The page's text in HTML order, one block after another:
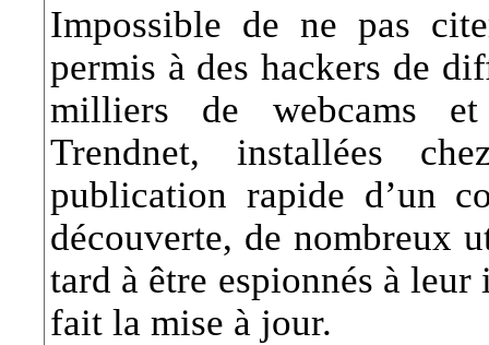
Impossible de ne pas
permis à des hackers de
milliers de webcams et
Trendnet, installées
publication rapide d’un
découverte, de nombreux
tard à être espionnés à
fait la mise à jour.